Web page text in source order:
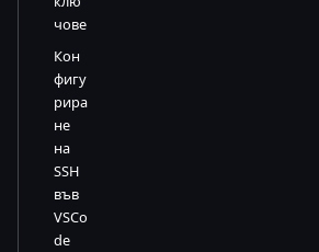
чове
Кон
фигу
рира
не
на
SSH
във
VSCo
de